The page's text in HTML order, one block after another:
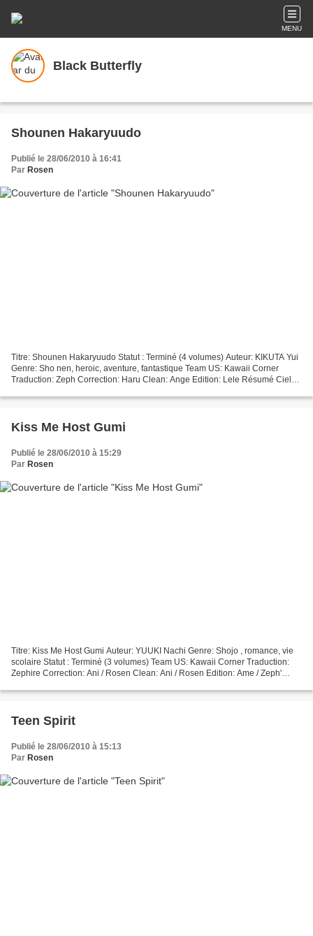
MENU
Black Butterfly
Shounen Hakaryuudo
Publié le 28/06/2010 à 16:41
Par Rosen
Titre: Shounen Hakaryuudo Statut : Terminé (4 volumes) Auteur: KIKUTA Yui
Genre: Sho nen, heroic, aventure, fantastique Team US: Kawaii Corner
Traduction: Zeph Correction: Haru Clean: Ange Edition: Lele Résumé Ciel
Kiss Me Host Gumi
Publié le 28/06/2010 à 15:29
Par Rosen
Titre: Kiss Me Host Gumi Auteur: YUUKI Nachi Genre: Shojo , romance, vie
scolaire Statut : Terminé (3 volumes) Team US: Kawaii Corner Traduction:
Zephire Correction: Ani / Rosen Clean: Ani / Rosen Edition: Ame / Zeph'
Teen Spirit
Publié le 28/06/2010 à 15:13
Par Rosen